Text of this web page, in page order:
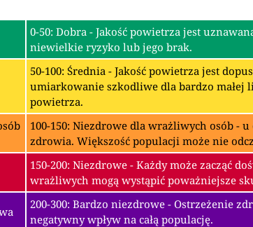
0-50: Dobra - Jakość powietrza jest
niewielkie ryzyko lub jego brak.
50-100: Średnia - Jakość powietrza jest
umiarkowanie szkodliwe dla bardzo małej
powietrza.
100-150: Niezdrowe dla wrażliwych osób -
zdrowia. Większość populacji może nie
150-200: Niezdrowe - Każdy może zacząć
wrażliwych mogą wystąpić poważniejsze
200-300: Bardzo niezdrowe - Ostrzeżenie
negatywny wpływ na całą populację.